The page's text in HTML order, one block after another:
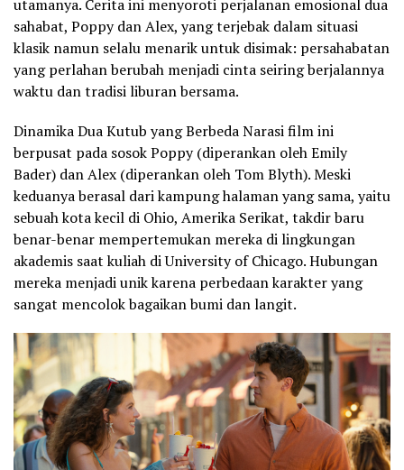
utamanya. Cerita ini menyoroti perjalanan emosional dua
sahabat, Poppy dan Alex, yang terjebak dalam situasi
klasik namun selalu menarik untuk disimak: persahabatan
yang perlahan berubah menjadi cinta seiring berjalannya
waktu dan tradisi liburan bersama.
‎Dinamika Dua Kutub yang Berbeda Narasi film ini
berpusat pada sosok Poppy (diperankan oleh Emily
Bader) dan Alex (diperankan oleh Tom Blyth). Meski
keduanya berasal dari kampung halaman yang sama, yaitu
sebuah kota kecil di Ohio, Amerika Serikat, takdir baru
benar-benar mempertemukan mereka di lingkungan
akademis saat kuliah di University of Chicago. Hubungan
mereka menjadi unik karena perbedaan karakter yang
sangat mencolok bagaikan bumi dan langit.